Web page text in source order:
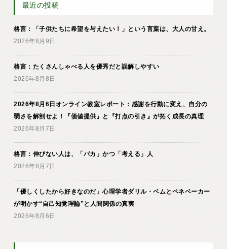
最近の投稿
格言：「子供たちに希望を与えたい！」という言葉は、大人の甘え。
2026年8月9日
格言：たくさんしゃべる人を優秀だと誤解しやすい
2026年8月8日
2026年8月6日オンライン教室レポート：感謝を行動に変え、自分の
弱さを解剖せよ！『価値提供』と『打点の引き』が拓く成長の真理
2026年8月7日
格言：伸びない人は、「バカ」かつ「考える」人
2026年8月7日
「優しくしたから好きなのだ」心理学者ダリル・ベムとペネベーカー
が明かす“自己知覚理論”と人間関係の真実
2026年8月6日